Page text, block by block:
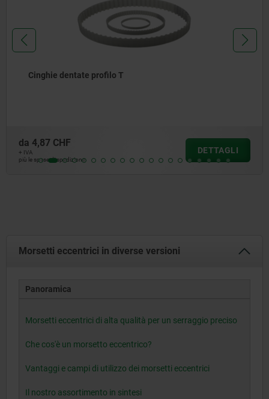
Ruote dentate profilo T
da 5,04 CHF
+ IVA
più le spese di spedizione
DETTAGLI
Morsetti eccentrici in diverse versioni
Panoramica
Morsetti eccentrici di alta qualità per un serraggio preciso
Che cos'è un morsetto eccentrico?
Vantaggi e campi di utilizzo dei morsetti eccentrici
Il nostro assortimento in sintesi